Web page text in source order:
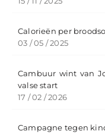
Calorieën per
03 / 05 / 2025
Cambuur wint van
valse start
17 / 02 / 2026
Campagne tegen